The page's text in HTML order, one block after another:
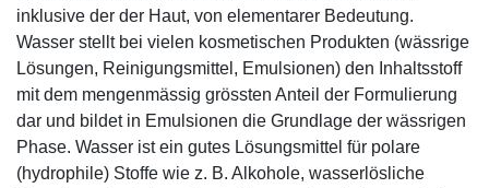
inklusive der der Haut, von elementarer Bedeutung.
Wasser stellt bei vielen kosmetischen Produkten (wässrige
Lösungen, Reinigungsmittel, Emulsionen) den Inhaltsstoff
mit dem mengenmässig grössten Anteil der Formulierung
dar und bildet in Emulsionen die Grundlage der wässrigen
Phase. Wasser ist ein gutes Lösungsmittel für polare
(hydrophile) Stoffe wie z. B. Alkohole, wasserlösliche